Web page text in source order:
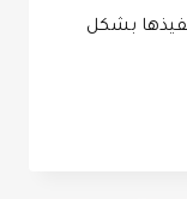
بشكل